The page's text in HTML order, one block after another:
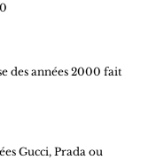
des années 2000 fait
Gucci, Prada ou